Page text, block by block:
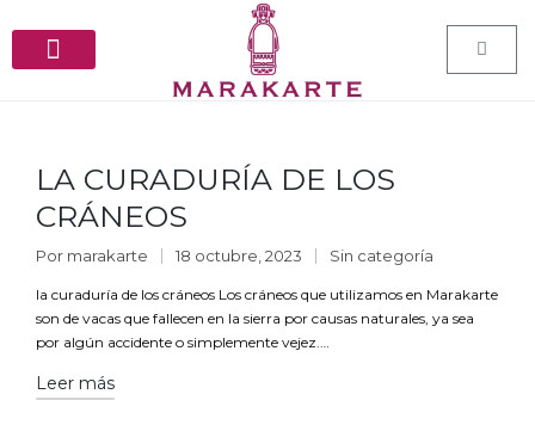
LA CURADURÍA DE LOS
CRÁNEOS
Por marakarte 18 octubre, 2023 Sin categoría
la curaduría de los cráneos Los cráneos que utilizamos en Marakarte
son de vacas que fallecen en la sierra por causas naturales, ya sea
por algún accidente o simplemente vejez.…
Leer más